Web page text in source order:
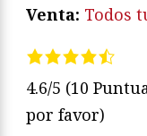
Venta: Todos
4.6/5 (10
por favor)